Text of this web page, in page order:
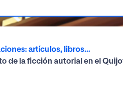
artículos, libros...
de la ficción autorial en el